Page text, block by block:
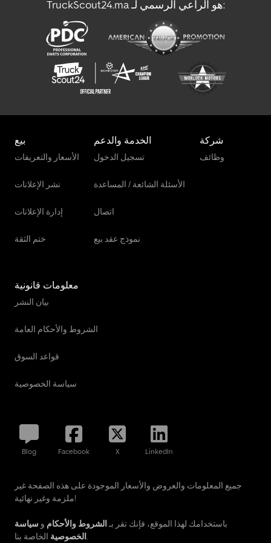
TruckScout24.ma هو الراعي الرسمي لـ:
بيع
الأسعار والتعريفات
نشر الإعلانات
إدارة الإعلانات
ختم الثقة
الخدمة والدعم
تسجيل الدخول
الأسئلة الشائعة / المساعدة
اتصال
نموذج عقد بيع
شركة
وظائف
معلومات قانونية
بيان النشر
الشروط والأحكام العامة
قواعد السوق
سياسة الخصوصية
Blog Facebook X LinkedIn
جميع المعلومات والعروض والأسعار الموجودة على هذه الصفحة غير
ملزمة وغير نهائية!
باستخدامك لهذا الموقع، فإنك تقر بـ الشروط والأحكام و سياسة
الخصوصيةالخاصة بنا.